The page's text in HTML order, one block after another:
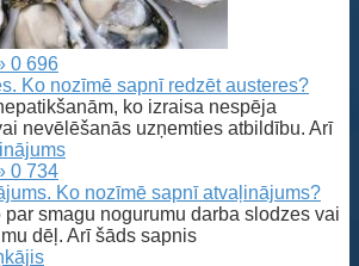
0 696
Ko nozīmē sapnī redzēt austeres?
ko izraisa nespēja
nevēlēšanās uzņemties atbildību. Arī
0 734
Ko nozīmē sapnī atvaļinājums?
smagu nogurumu darba slodzes vai
dēļ. Arī šāds sapnis